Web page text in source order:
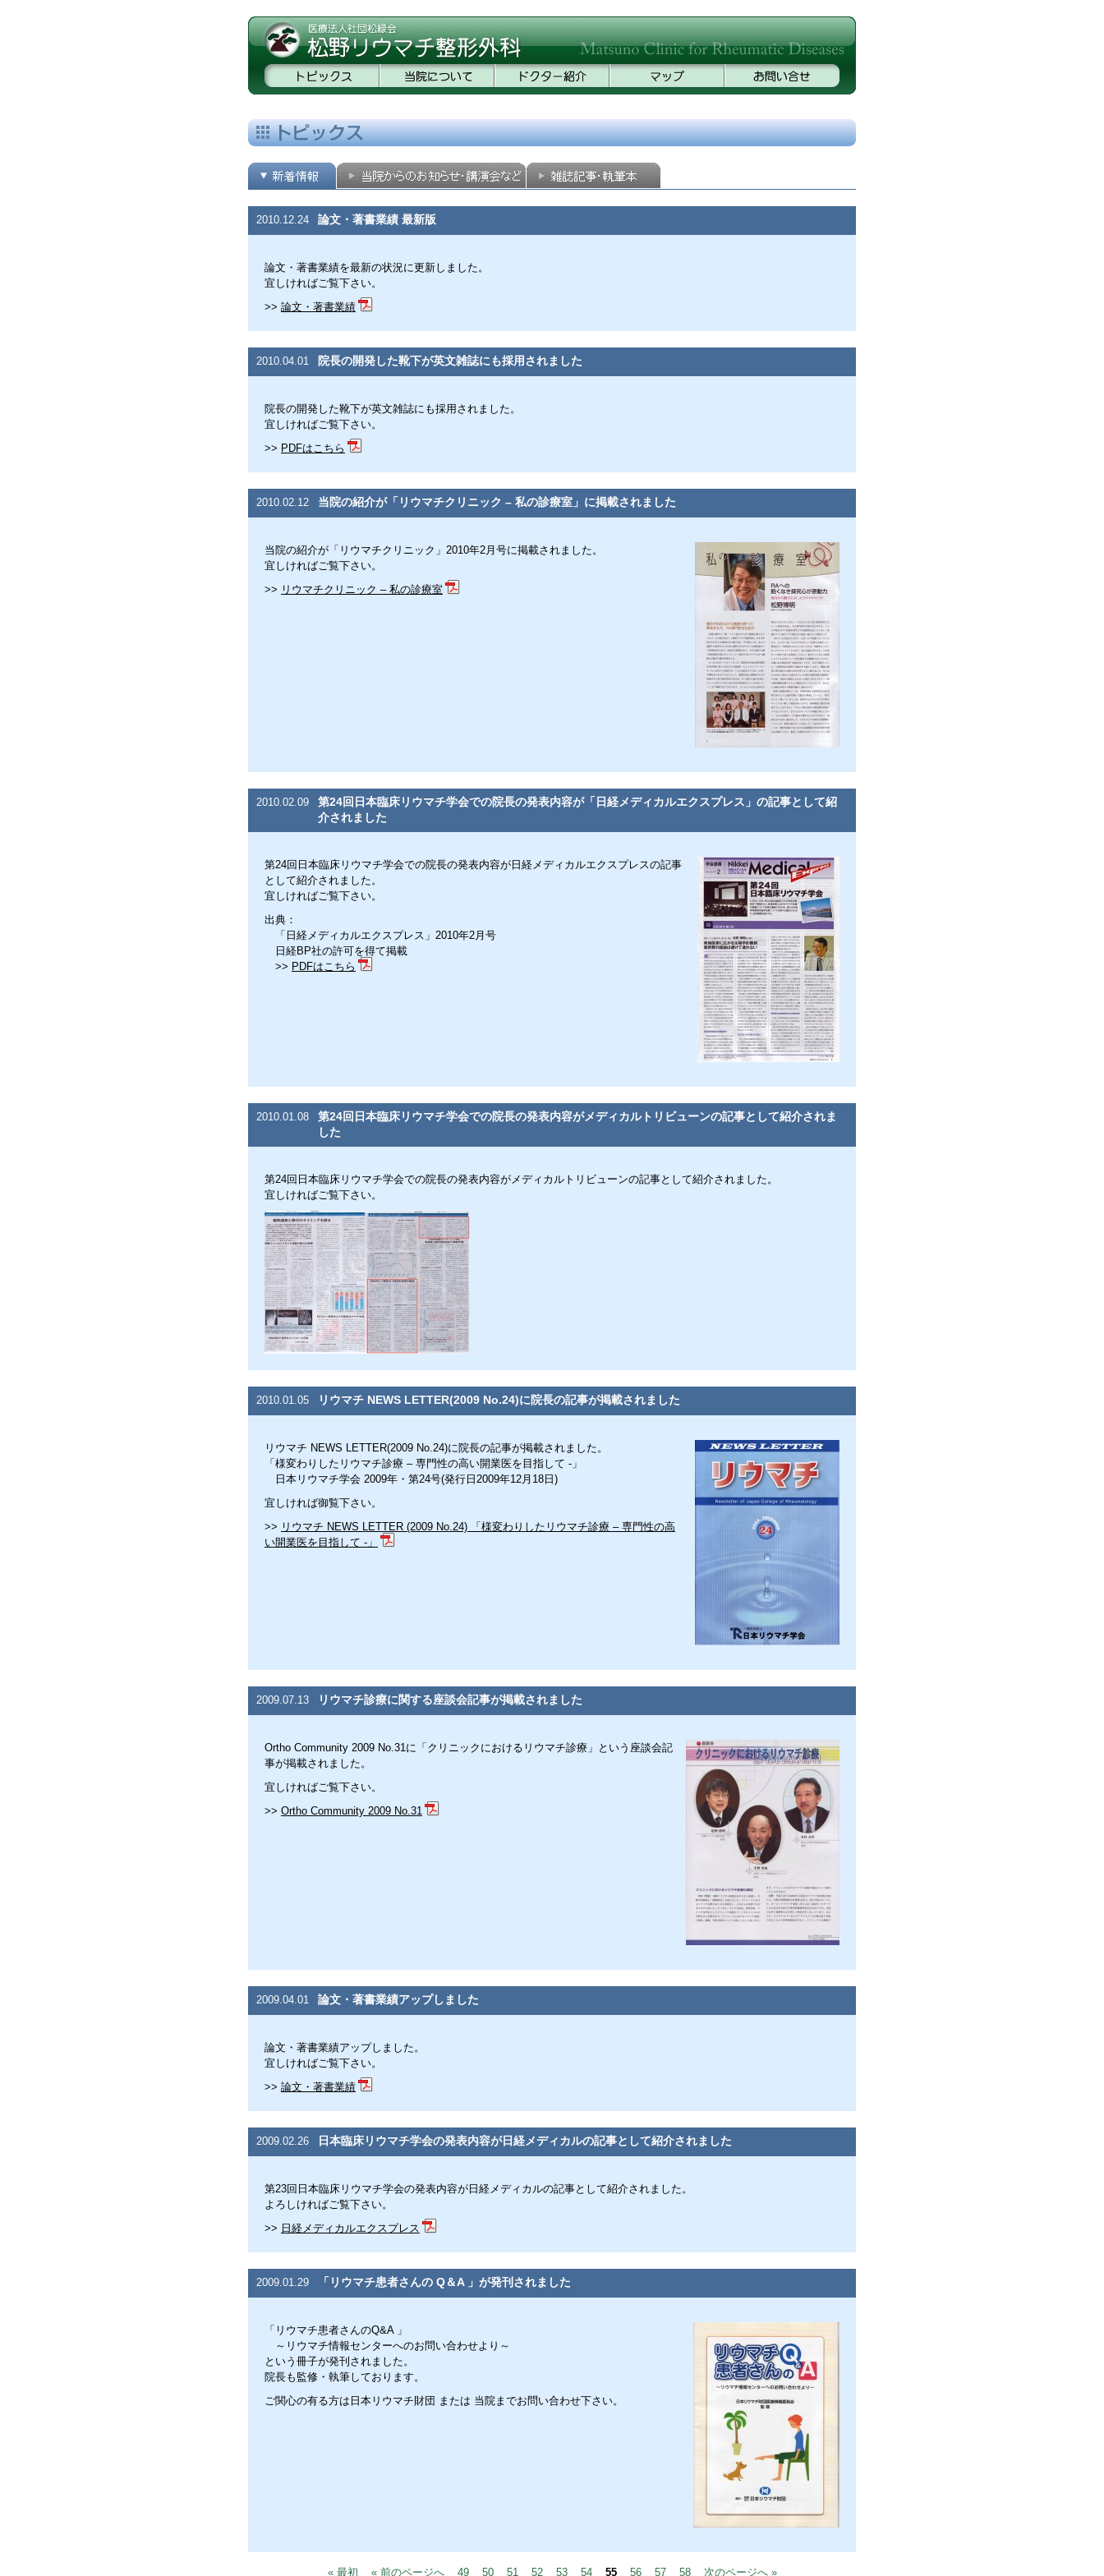
2010.12.24 論文・著書業績 最新版
論文・著書業績を最新の状況に更新しました。
宜しければご覧下さい。
>> 論文・著書業績
2010.04.01 院長の開発した靴下が英文雑誌にも採用されました
院長の開発した靴下が英文雑誌にも採用されました。
宜しければご覧下さい。
>> PDFはこちら
2010.02.12 当院の紹介が「リウマチクリニック – 私の診療室」に掲載されました
当院の紹介が「リウマチクリニック」2010年2月号に掲載されました。
宜しければご覧下さい。
>> リウマチクリニック – 私の診療室
2010.02.09
第24回日本臨床リウマチ学会での院長の発表内容が「日経メディカルエクスプレス」の記事として紹
介されました
第24回日本臨床リウマチ学会での院長の発表内容が日経メディカルエクスプレスの記事
として紹介されました。
宜しければご覧下さい。
出典：
「日経メディカルエクスプレス」2010年2月号
日経BP社の許可を得て掲載
>> PDFはこちら
2010.01.08
第24回日本臨床リウマチ学会での院長の発表内容がメディカルトリビューンの記事として紹介されま
した
第24回日本臨床リウマチ学会での院長の発表内容がメディカルトリビューンの記事として紹介されました。
宜しければご覧下さい。
2010.01.05 リウマチ NEWS LETTER(2009 No.24)に院長の記事が掲載されました
リウマチ NEWS LETTER(2009 No.24)に院長の記事が掲載されました。
「様変わりしたリウマチ診療 – 専門性の高い開業医を目指して -」
日本リウマチ学会 2009年・第24号(発行日2009年12月18日)
宜しければ御覧下さい。
>> リウマチ NEWS LETTER (2009 No.24) 「様変わりしたリウマチ診療 – 専門性の高
い開業医を目指して -」
2009.07.13 リウマチ診療に関する座談会記事が掲載されました
Ortho Community 2009 No.31に「クリニックにおけるリウマチ診療」という座談会記
事が掲載されました。
宜しければご覧下さい。
>> Ortho Community 2009 No.31
2009.04.01 論文・著書業績アップしました
論文・著書業績アップしました。
宜しければご覧下さい。
>> 論文・著書業績
2009.02.26 日本臨床リウマチ学会の発表内容が日経メディカルの記事として紹介されました
第23回日本臨床リウマチ学会の発表内容が日経メディカルの記事として紹介されました。
よろしければご覧下さい。
>> 日経メディカルエクスプレス
2009.01.29 「リウマチ患者さんの Q＆A 」が発刊されました
「リウマチ患者さんのQ&A 」
～リウマチ情報センターへのお問い合わせより～
という冊子が発刊されました。
院長も監修・執筆しております。
ご関心の有る方は日本リウマチ財団 または 当院までお問い合わせ下さい。
« 最初 « 前のページへ 49 50 51 52 53 54 55 56 57 58 次のページへ »